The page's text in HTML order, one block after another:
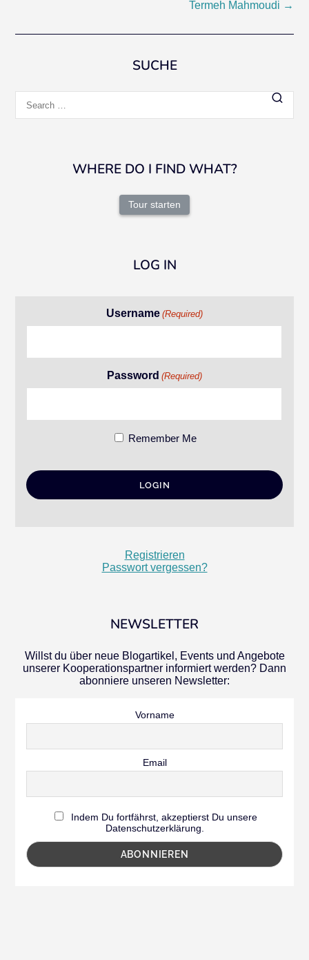
Termeh Mahmoudi →
SUCHE
for:
WHERE DO I FIND WHAT?
Tour starten
LOG IN
Username (Required)
Password (Required)
Remember Me
Registrieren
Passwort vergessen?
NEWSLETTER
Willst du über neue Blogartikel, Events und Angebote
unserer Kooperationspartner informiert werden? Dann
abonniere unseren Newsletter:
Vorname
Email
Indem Du fortfährst, akzeptierst Du unsere
Datenschutzerklärung.